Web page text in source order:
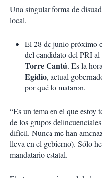
Una singular forma de
local.
El 28 de junio próximo
del candidato del PRI
Torre Cantú. Es la
Egidio, actual
por qué lo mataron.
“Es un tema en el que estoy
de los grupos delincuenciales.
difícil. Nunca me han
lleva en el gobierno). Sólo
mandatario estatal.